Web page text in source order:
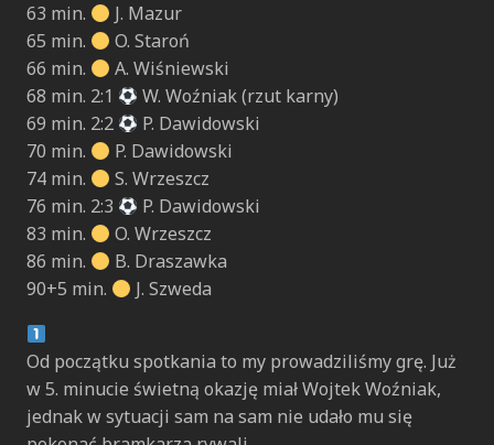
63 min.
J. Mazur
65 min.
O. Staroń
66 min.
A. Wiśniewski
68 min. 2:1
W. Woźniak (rzut karny)
69 min. 2:2
P. Dawidowski
70 min.
P. Dawidowski
74 min.
S. Wrzeszcz
76 min. 2:3
P. Dawidowski
83 min.
O. Wrzeszcz
86 min.
B. Draszawka
90+5 min.
J. Szweda
Od początku spotkania to my prowadziliśmy grę. Już
w 5. minucie świetną okazję miał Wojtek Woźniak,
jednak w sytuacji sam na sam nie udało mu się